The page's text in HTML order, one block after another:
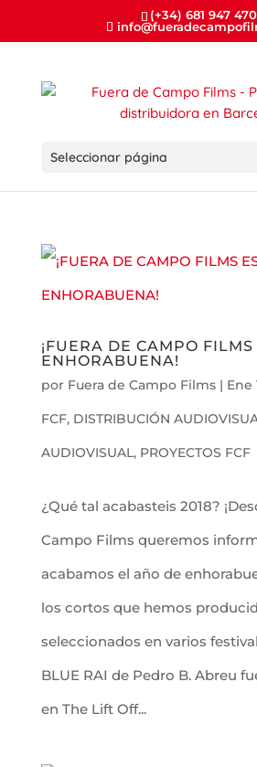
(+34) 681 947 470
Seleccionar página
¡FUERA DE CAMPO FILMS
ENHORABUENA!
por Fuera de Campo Films| Ene
FCF, DISTRIBUCIÓN
AUDIOVISUAL, PROYECTOS FCF
¿Qué tal acabasteis 2018?
Campo Films queremos
acabamos el año de
los cortos que hemos
seleccionados en varios
BLUE RAI de Pedro B. Abreu
en The Lift Off...